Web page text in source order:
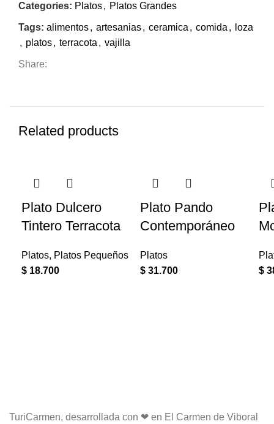
Categories: Platos, Platos Grandes
Tags: alimentos, artesanias, ceramica , comida ,
loza
, platos, terracota , vajilla
Share:
Related products
Plato Dulcero
Tintero Terracota
Platos, Platos Pequeños
$ 18.700
Plato Pando
Contemporáneo
Platos
$ 31.700
$
TuriCarmen, desarrollada con ❤ en El Carmen de Viboral